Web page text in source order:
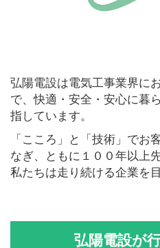
弘陽電設は電気工事業界に
で、快適・安全・安心に暮
指しています。
「こころ」と「技術」でお
なぎ、ともに１００年以上
私たちは走り続ける企業を
弘陽電設が